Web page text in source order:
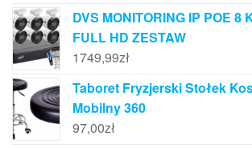
DVS MONITORING IP POE 8
FULL HD ZESTAW
1749,99zł
Taboret Fryzjerski Stołek
Mobilny 360
97,00zł